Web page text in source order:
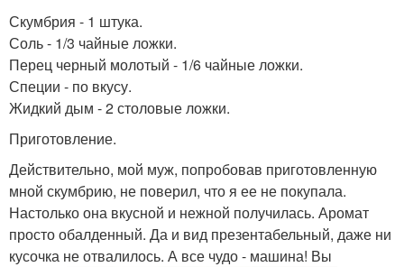
Скумбрия - 1 штука.
Соль - 1/3 чайные ложки.
Перец черный молотый - 1/6 чайные ложки.
Специи - по вкусу.
Жидкий дым - 2 столовые ложки.
Приготовление.
Действительно, мой муж, попробовав приготовленную
мной скумбрию, не поверил, что я ее не покупала.
Настолько она вкусной и нежной получилась. Аромат
просто обалденный. Да и вид презентабельный, даже ни
кусочка не отвалилось. А все чудо - машина! Вы